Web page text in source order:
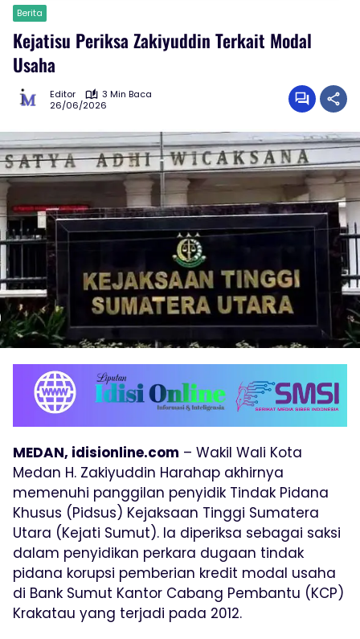
Berita
Kejatisu Periksa Zakiyuddin Terkait Modal
Usaha
Editor
3 Min Baca
26/06/2026
MEDAN, idisionline.com – Wakil Wali Kota
Medan H. Zakiyuddin Harahap akhirnya
memenuhi panggilan penyidik Tindak Pidana
Khusus (Pidsus) Kejaksaan Tinggi Sumatera
Utara (Kejati Sumut). Ia diperiksa sebagai saksi
dalam penyidikan perkara dugaan tindak
pidana korupsi pemberian kredit modal usaha
di Bank Sumut Kantor Cabang Pembantu (KCP)
Krakatau yang terjadi pada 2012.